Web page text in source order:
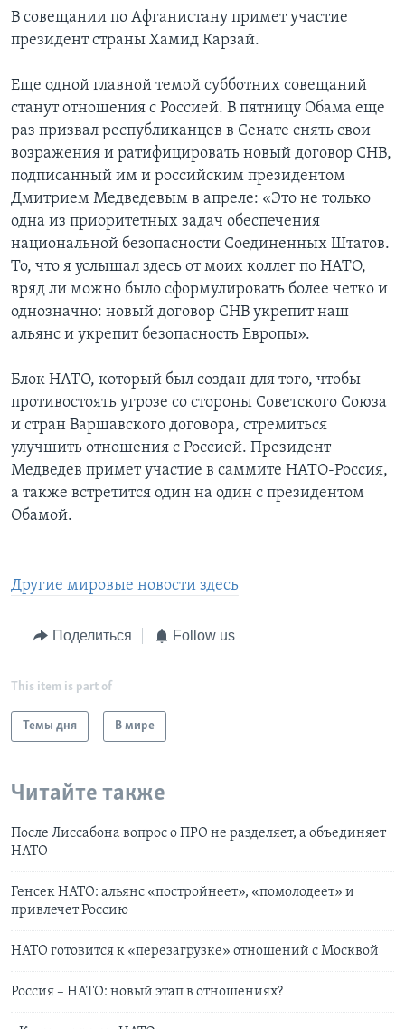
В совещании по Афганистану примет участие
президент страны Хамид Карзай.
Еще одной главной темой субботних совещаний
станут отношения с Россией. В пятницу Обама еще
раз призвал республиканцев в Сенате снять свои
возражения и ратифицировать новый договор СНВ,
подписанный им и российским президентом
Дмитрием Медведевым в апреле: «Это не только
одна из приоритетных задач обеспечения
национальной безопасности Соединенных Штатов.
То, что я услышал здесь от моих коллег по НАТО,
вряд ли можно было сформулировать более четко и
однозначно: новый договор СНВ укрепит наш
альянс и укрепит безопасность Европы».
Блок НАТО, который был создан для того, чтобы
противостоять угрозе со стороны Советского Союза
и стран Варшавского договора, стремиться
улучшить отношения с Россией. Президент
Медведев примет участие в саммите НАТО-Россия,
а также встретится один на один с президентом
Обамой.
Другие мировые новости здесь
Поделиться Follow us
This item is part of
Темы дня В мире
Читайте также
После Лиссабона вопрос о ПРО не разделяет, а объединяет
НАТО
Генсек НАТО: альянс «постройнеет», «помолодеет» и
привлечет Россию
НАТО готовится к «перезагрузке» отношений с Москвой
Россия – НАТО: новый этап в отношениях?